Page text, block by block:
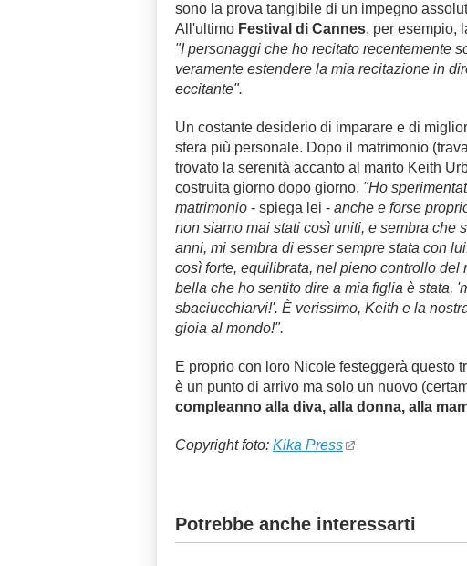
sono la prova tangibile di un impegno
All'ultimo Festival di Cannes, per esempio,
"I personaggi che ho recitato recentemente
veramente estendere la mia recitazione in
eccitante".
Un costante desiderio di imparare e di
sfera più personale. Dopo il matrimonio
trovato la serenità accanto al marito Keith
costruita giorno dopo giorno. "Ho
matrimonio - spiega lei - anche e forse
non siamo mai stati così uniti, e sembra che
anni, mi sembra di esser sempre stata con
così forte, equilibrata, nel pieno controllo
bella che ho sentito dire a mia figlia è stata,
sbaciucchiarvi!'. È verissimo, Keith e la
gioia al mondo!".
E proprio con loro Nicole festeggerà questo
è un punto di arrivo ma solo un nuovo
compleanno alla diva, alla donna, alla
Copyright foto: Kika Press
Potrebbe anche interessarti